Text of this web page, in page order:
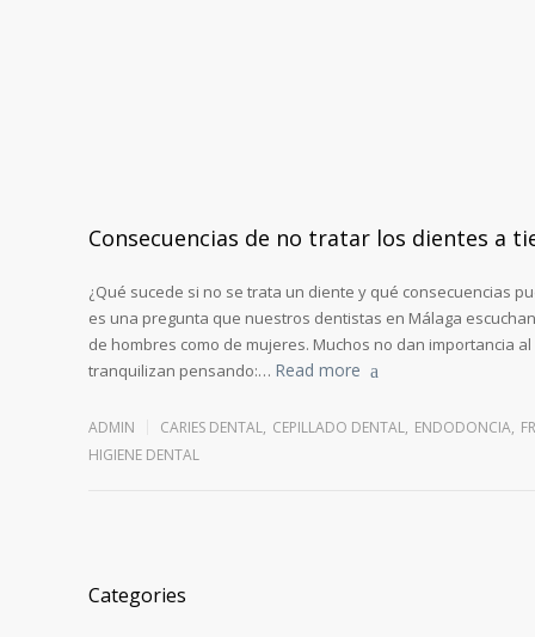
Consecuencias de no tratar los dientes a
¿Qué sucede si no se trata un diente y qué consecuencias
es una pregunta que nuestros dentistas en Málaga
de hombres como de mujeres. Muchos no dan importancia
tranquilizan pensando:… Read more
ADMIN CARIES DENTAL, CEPILLADO DENTAL, ENDODONCIA,
HIGIENE DENTAL
Categories